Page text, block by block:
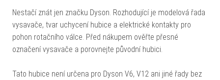
Nestačí znát jen značku Dyson. Rozhodující je modelová řada
vysavače, tvar uchycení hubice a elektrické kontakty pro
pohon rotačního válce. Před nákupem ověřte přesné
označení vysavače a porovnejte původní hubici.
Tato hubice není určena pro Dyson V6, V12 ani jiné řady bez